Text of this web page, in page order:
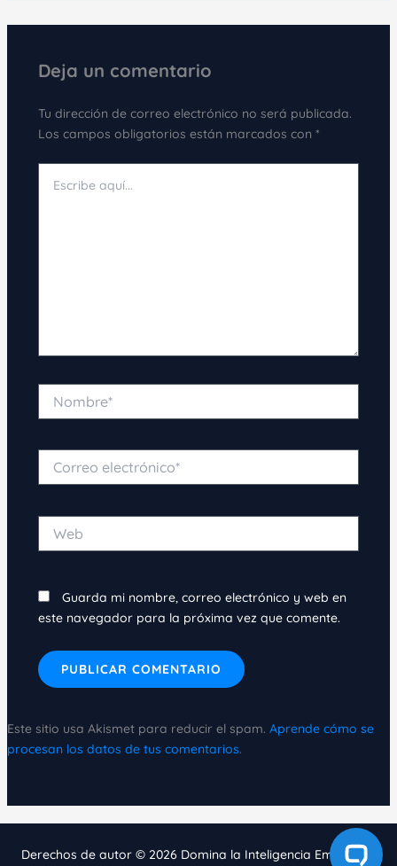
Deja un comentario
Tu dirección de correo electrónico no será publicada.
Los campos obligatorios están marcados con *
aquí...
electrónico*
Guarda mi nombre, correo electrónico y web en
este navegador para la próxima vez que comente.
Este sitio usa Akismet para reducir el spam. Aprende cómo se
procesan los datos de tus comentarios.
Derechos de autor © 2026 Domina la Inteligencia Emocional